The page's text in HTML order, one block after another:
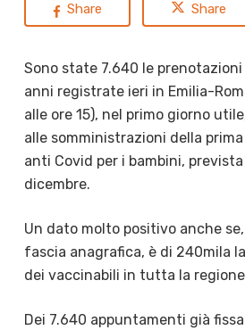
Share Share
Sono state 7.640 le prenotazioni
anni registrate ieri in Emilia-
alle ore 15), nel primo giorno
alle somministrazioni della
anti Covid per i bambini,
dicembre.
Un dato molto positivo anche
fascia anagrafica, è di 240mila
dei vaccinabili in tutta la
Dei 7.640 appuntamenti già